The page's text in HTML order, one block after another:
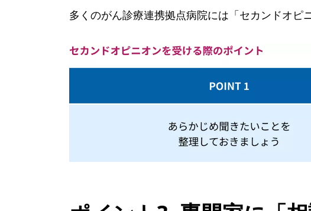
多くのがん診療連携拠点病院には「セカンドオピ